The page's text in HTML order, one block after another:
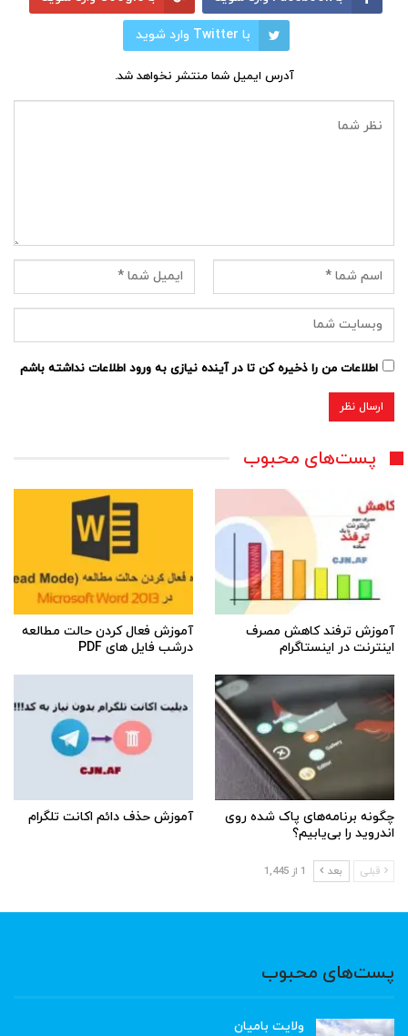
با Twitter وارد شوید
آدرس ایمیل شما منتشر نخواهد شد.
اطلاعات من را ذخیره کن تا در آینده نیازی به ورود اطلاعات نداشته باشم
پست‌های محبوب
آموزش ترفند کاهش مصرف
اینترنت در اینستاگرام
آموزش فعال کردن حالت مطالعه
درشب فایل های PDF
چگونه برنامه‌های پاک شده روی
اندروید را بی‌یابیم؟
آموزش حذف دائم اکانت تلگرام
قبلی بعد 1 از 1,445
پست‌های محبوب
ولایت بامیان